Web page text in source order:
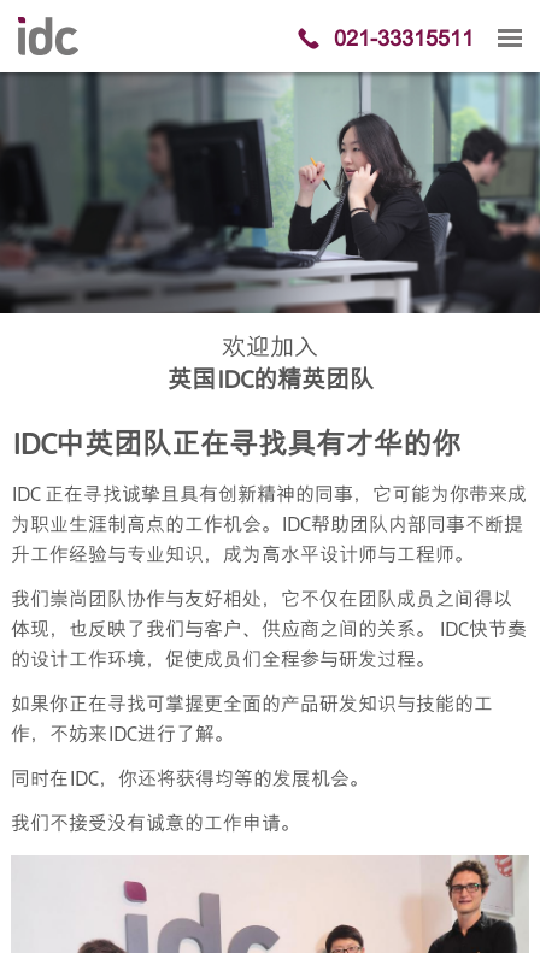
021-33315511
欢迎加入
英国IDC的精英团队
IDC中英团队正在寻找具有才华的你
IDC 正在寻找诚挚且具有创新精神的同事，它可能为你带来成
为职业生涯制高点的工作机会。IDC帮助团队内部同事不断提
升工作经验与专业知识，成为高水平设计师与工程师。
我们崇尚团队协作与友好相处，它不仅在团队成员之间得以
体现，也反映了我们与客户、供应商之间的关系。 IDC快节奏
的设计工作环境，促使成员们全程参与研发过程。
如果你正在寻找可掌握更全面的产品研发知识与技能的工
作，不妨来IDC进行了解。
同时在IDC，你还将获得均等的发展机会。
我们不接受没有诚意的工作申请。